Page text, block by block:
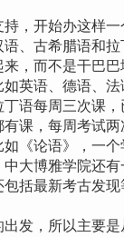
，开始办这样一
、古希腊语和
，而不是干巴
英语、德语、
语每周三次课
课，每周考试
《论语》，一
大博雅学院还
括最新考古发
发，所以主要是